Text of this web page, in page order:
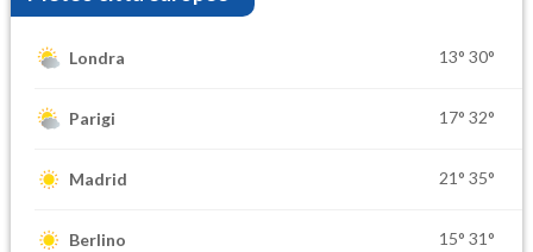
Londra 13° 30°
Parigi 17° 32°
Madrid 21° 35°
Berlino 15° 31°